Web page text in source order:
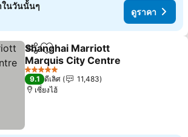
ในวันนั้นๆ
ดูราคา
แชร์ เพิ่มในรายการโปรด
Shanghai Marriott
Marquis City Centre
5 ดาว
9.1 ดีเลิศ
11,483
เซี่ยงไฮ้